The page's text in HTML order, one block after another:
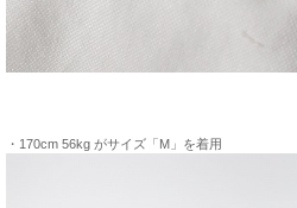
・170cm 56kg がサイズ「M」を着用